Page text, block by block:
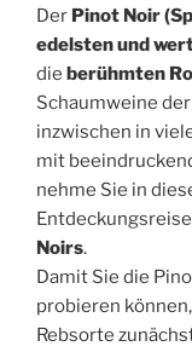
Der Pinot Noir
edelsten und
die berühmten
Schaumweine der
inzwischen in
mit
nehme Sie in
Noirs.
Damit Sie die
probieren
Rebsorte